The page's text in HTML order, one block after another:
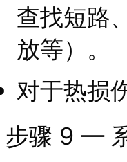
查找短路
放等）。
对于热损
步骤 9 —